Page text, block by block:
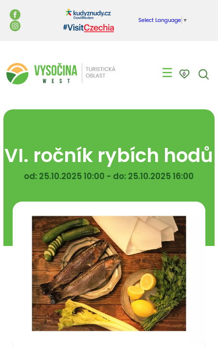
Select Language ▼
☰ 0
VI. ročník rybích hodů
od: 25.10.2025 10:00 - do: 25.10.2025 16:00